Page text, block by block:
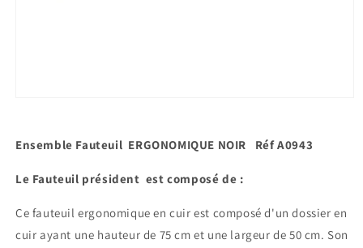
1
dans
fenêtre
modale
Ensemble Fauteuil ERGONOMIQUE NOIR Réf A0943
Le Fauteuil président est composé de :
Ce fauteuil ergonomique en cuir est composé d'un dossier en
cuir ayant une hauteur de 75 cm et une largeur de 50 cm. Son